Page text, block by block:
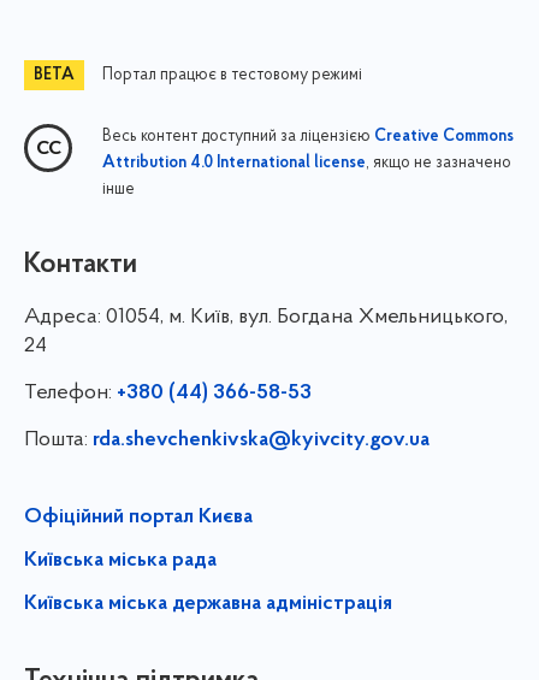
Портал працює в тестовому режимі
Весь контент доступний за ліцензією Creative Commons
Attribution 4.0 International license, якщо не зазначено
інше
Контакти
Адреса: 01054, м. Київ, вул. Богдана Хмельницького,
24
Телефон: +380 (44) 366-58-53
Пошта: rda.shevchenkivska@kyivcity.gov.ua
Офіційний портал Києва
Київська міська рада
Київська міська державна адміністрація